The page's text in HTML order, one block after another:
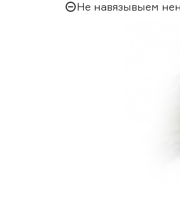
Не навязывыем